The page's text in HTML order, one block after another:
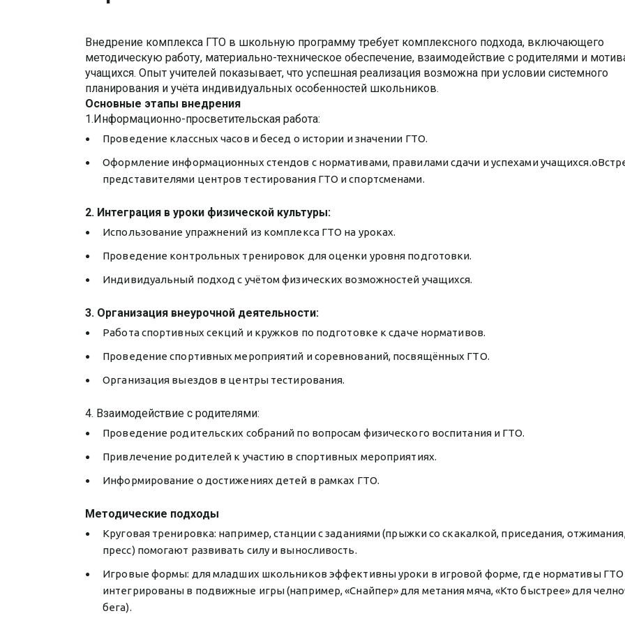
Внедрение комплекса ГТО в школьную программу требует комплексного подхода, включающего
методическую работу, материально-техническое обеспечение, взаимодействие с родителями и
учащихся. Опыт учителей показывает, что успешная реализация возможна при условии системного
планирования и учёта индивидуальных особенностей школьников.
Основные этапы внедрения
1.Информационно-просветительская работа:
Проведение классных часов и бесед о истории и значении ГТО.
Оформление информационных стендов с нормативами, правилами сдачи и успехами
представителями центров тестирования ГТО и спортсменами.
2. Интеграция в уроки физической культуры:
Использование упражнений из комплекса ГТО на уроках.
Проведение контрольных тренировок для оценки уровня подготовки.
Индивидуальный подход с учётом физических возможностей учащихся.
3. Организация внеурочной деятельности:
Работа спортивных секций и кружков по подготовке к сдаче нормативов.
Проведение спортивных мероприятий и соревнований, посвящённых ГТО.
Организация выездов в центры тестирования.
4. Взаимодействие с родителями:
Проведение родительских собраний по вопросам физического воспитания и ГТО.
Привлечение родителей к участию в спортивных мероприятиях.
Информирование о достижениях детей в рамках ГТО.
Методические подходы
Круговая тренировка: например, станции с заданиями (прыжки со скакалкой, приседания,
пресс) помогают развивать силу и выносливость.
Игровые формы: для младших школьников эффективны уроки в игровой форме, где нормативы ГТО
интегрированы в подвижные игры (например, «Снайпер» для метания мяча, «Кто быстрее» для
бега).